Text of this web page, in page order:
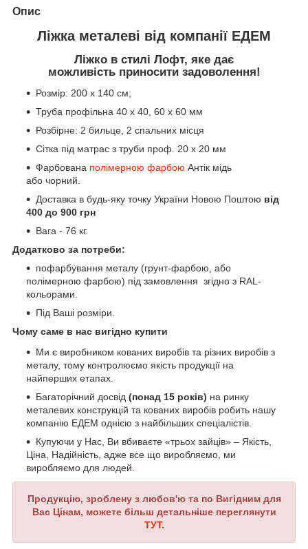
Опис
Ліжка металеві від компанії ЕДЕМ
Ліжко в стилі Лофт, яке дає
можливість приносити задоволення!
Розмір: 200 х 140 см;
Труба профільна 40 х 40, 60 х 60 мм
Розбірне: 2 бильце, 2 спальних місця
Сітка під матрас з труби проф. 20 х 20 мм
Фарбована полімерною фарбою Антік мідь
або чорний.
Доставка в будь-яку точку України Новою Поштою від
400 до 900 грн
Вага - 76 кг.
Додатково за потреби:
пофарбування металу (грунт-фарбою, або
полімерною фарбою) під замовлення згідно з RAL-
кольорами.
Під Ваші розміри.
Чому саме в нас вигідно купити
Ми є виробником кованих виробів та різних виробів з
металу, тому контролюємо якість продукції на
найперших етапах.
Багаторічний досвід (понад 15 років) на ринку
металевих конструкцій та кованих виробів робить нашу
компанію ЕДЕМ однією з найбільших спеціалістів.
Купуючи у Нас, Ви вбиваєте «трьох зайців» – Якість,
Ціна, Надійність, адже все що виробляємо, ми
виробляємо для людей.
Продукцію, зроблену з любов'ю та по Вигідним для
Вас Цінам, можете більш детальніше переглянути
ТУТ.